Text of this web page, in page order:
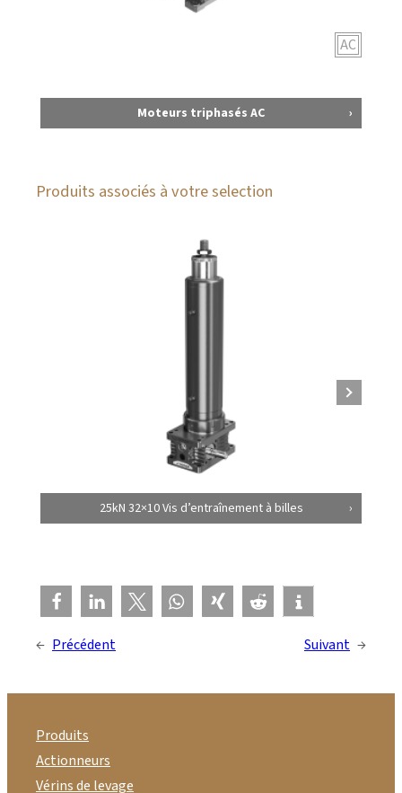
AC
Moteurs triphasés AC
Produits associés à votre selection
25kN 32×10 Vis d’entraînement à billes
← Précédent Suivant →
Produits
Actionneurs
Vérins de levage